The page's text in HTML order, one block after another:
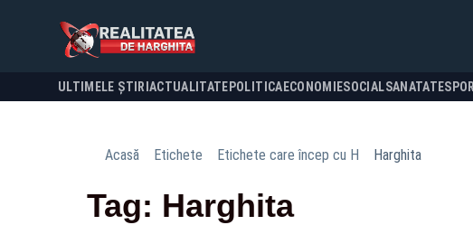
ULTIMELE ȘTIRI ACTUALITATE POLITICA ECONOMIESOCIALSANATATE
Acasă Etichete Etichete care încep cu H Harghita
Tag: Harghita